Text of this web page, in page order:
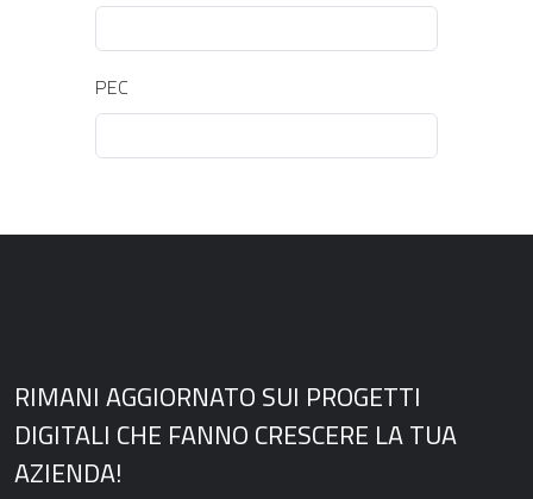
PEC
RIMANI AGGIORNATO SUI PROGETTI
DIGITALI CHE FANNO CRESCERE LA TUA
AZIENDA!